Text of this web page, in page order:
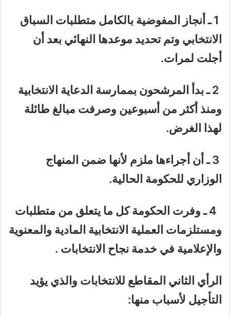
1 ـ أنجاز المفوضية بالكامل متطلبات السباق
الانتخابي وتم تحديد موعدها النهائي بعد أن
أجلت لمرات.
2 ـ بدأ المرشحون بممارسة الدعاية الانتخابية
ومنذ أكثر من أسبوعين وصرفت مبالغ طائلة
لهذا الغرض.
3 ـ أن أجراءها ملزم لأنها ضمن المنهاج
الوزاري للحكومة الحالية.
4 ـ وفرت الحكومة كل ما يتعلق من متطلبات
ومستلزمات العملية الانتخابية المادية والمعنوية
والإعلامية في خدمة نجاح الانتخابات .
الرأي الثاني المقاطع للانتخابات والذي يؤيد
التأجيل لأسباب منها: